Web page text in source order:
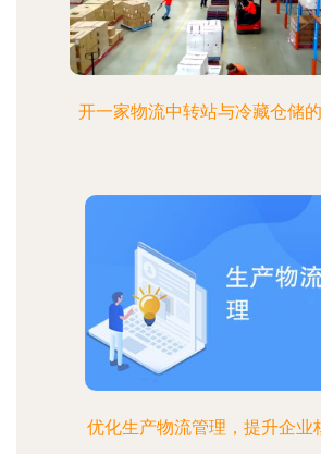
开一家物流中转站与冷藏仓储
优化生产物流管理，提升企业